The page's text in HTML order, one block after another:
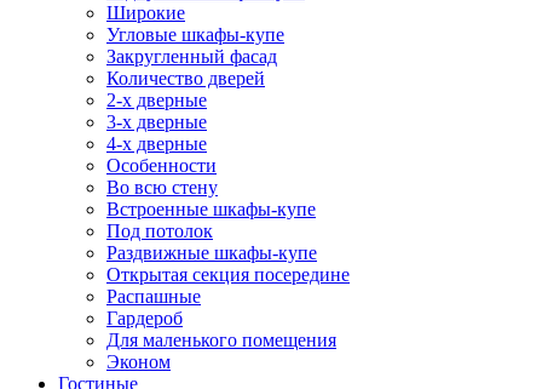
Широкие
Угловые шкафы-купе
Закругленный фасад
Количество дверей
2-х дверные
3-х дверные
4-х дверные
Особенности
Во всю стену
Встроенные шкафы-купе
Под потолок
Раздвижные шкафы-купе
Открытая секция посередине
Распашные
Гардероб
Для маленького помещения
Эконом
Гостиные